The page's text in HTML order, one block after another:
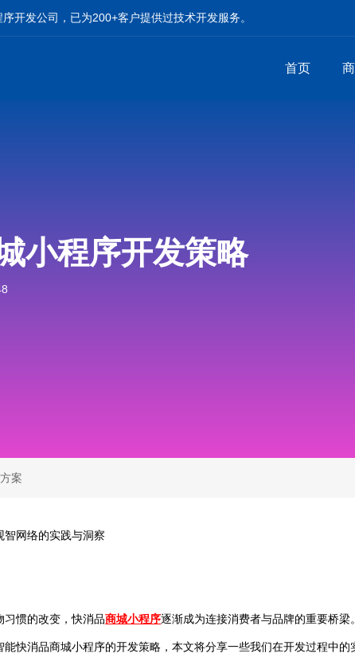
序开发公司，已为200+客户提供过技术开发服务。
首页
小程序开发策略
案
智网络的实践与洞察
习惯的改变，快消品商城小程序逐渐成为连接消费者与品牌的重要桥梁
快消品商城小程序的开发策略，本文将分享一些我们在开发过程中的